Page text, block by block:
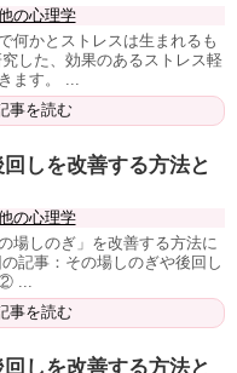
の心理学
何かとストレスは生まれるも
した、効果のあるストレス軽
ます。 ...
事を読む
しを改善する方法と
の心理学
場しのぎ」を改善する方法に
記事：その場しのぎや後回し
② ...
事を読む
しを改善する方法と